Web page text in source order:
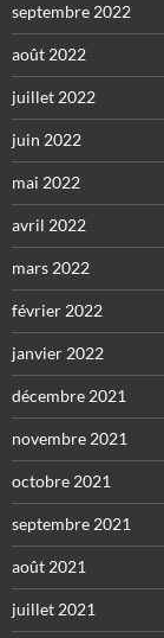
septembre 2022
août 2022
juillet 2022
juin 2022
mai 2022
avril 2022
mars 2022
février 2022
janvier 2022
décembre 2021
novembre 2021
octobre 2021
septembre 2021
août 2021
juillet 2021